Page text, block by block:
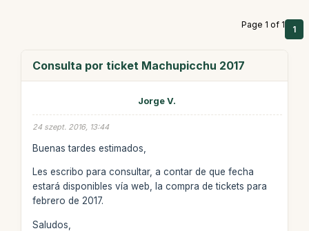
Page 1 of 1 1
Consulta por ticket Machupicchu 2017
Jorge V.
24 szept. 2016, 13:44
Buenas tardes estimados,
Les escribo para consultar, a contar de que fecha
estará disponibles vía web, la compra de tickets para
febrero de 2017.
Saludos,